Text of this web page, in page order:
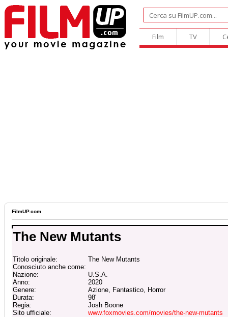
Film TV
FilmUP.com
The New Mutants
Titolo originale:
The New Mutants
Conosciuto anche come:
Nazione:
U.S.A.
Anno:
2020
Genere:
Azione, Fantastico, Horror
Durata:
98'
Regia:
Josh Boone
Sito ufficiale:
www.foxmovies.com/movies/the-new-mutants